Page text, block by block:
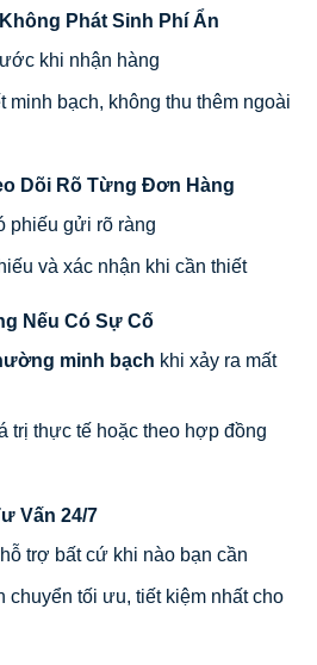
Phát Sinh Phí Ẩn
khi nhận hàng
minh bạch, không thu thêm ngoài
Dõi Rõ Từng Đơn Hàng
phiếu gửi rõ ràng
và xác nhận khi cần thiết
Nếu Có Sự Cố
minh bạch khi xảy ra mất
trị thực tế hoặc theo hợp đồng
Vấn 24/7
trợ bất cứ khi nào bạn cần
chuyển tối ưu, tiết kiệm nhất cho